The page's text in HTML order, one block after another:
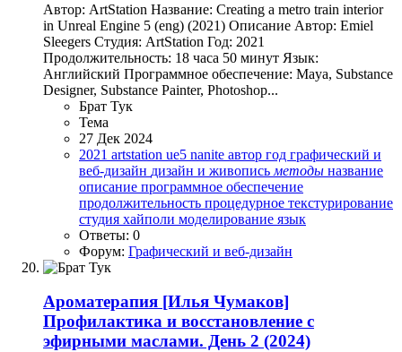
Автор: ArtStation Название: Creating a metro train interior
in Unreal Engine 5 (eng) (2021) Описание Автор: Emiel
Sleegers Студия: ArtStation Год: 2021
Продолжительность: 18 часа 50 минут Язык:
Английский Программное обеспечение: Maya, Substance
Designer, Substance Painter, Photoshop...
Брат Тук
Тема
27 Дек 2024
2021 artstation ue5 nanite автор год графический и
веб-дизайн дизайн и живопись методы название
описание программное обеспечение
продолжительность процедурное текстурирование
студия хайполи моделирование язык
Ответы: 0
Форум: Графический и веб-дизайн
Ароматерапия [Илья Чумаков]
Профилактика и восстановление с
эфирными маслами. День 2 (2024)